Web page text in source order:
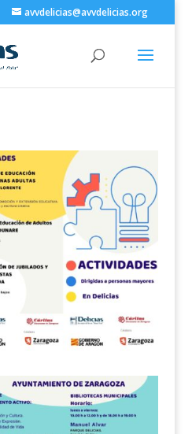
avvdelicias@avvdelicias.org